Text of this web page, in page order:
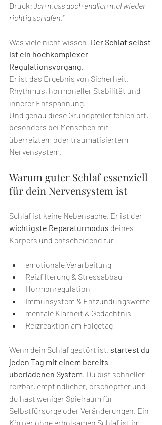
Druck: „Ich muss doch endlich mal wieder
richtig schlafen.“
Was viele nicht wissen: Der Schlaf selbst
ist ein hochkomplexer
Regulationsvorgang.
Er ist das Ergebnis von Sicherheit,
Rhythmus, hormoneller Stabilität und
innerer Entspannung.
Und genau diese Grundpfeiler fehlen oft,
besonders bei Menschen mit
überreiztem oder traumatisiertem
Nervensystem.
Warum guter Schlaf essenziell
für dein Nervensystem ist
Schlaf ist keine Nebensache. Er ist der
wichtigste Reparaturmodus deines
Körpers und entscheidend für:
emotionale Verarbeitung
Reizfilterung & Stressabbau
Hormonregulation
Immunsystem & Entzündungswerte
mentale Klarheit & Gedächtnis
Reizreaktion am Folgetag
Wenn dein Schlaf gestört ist, startest du
jeden Tag mit einem bereits
überladenen System. Du bist schneller
reizbar, empfindlicher, erschöpfter und
du hast weniger Spielraum für
Selbstfürsorge oder Veränderungen. Ein
Körper ohne erholsamen Schlaf ist im